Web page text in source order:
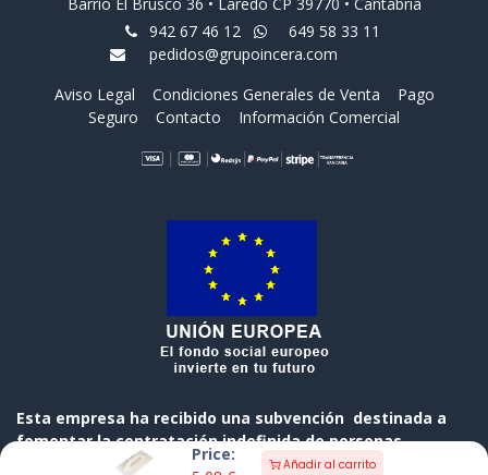
Price:
Añadir al carrito
942 67 46 12
649 58 33 11
pedidos@grupoincera.com
Aviso Legal
Condiciones Generales de Venta
Pago
Seguro
Contacto Información Comercial
Esta empresa ha recibido una subvención destinada a
fomentar la contratación indefinida de personas
desempleadas, cofinanciada al 50 % por el Gobierno de